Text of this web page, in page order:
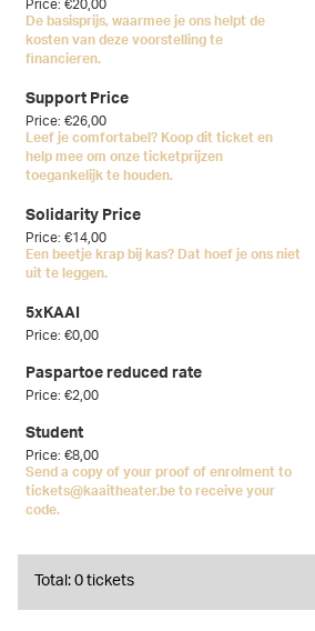
De basisprijs, waarmee je ons helpt de
kosten van deze voorstelling te
financieren.
Support Price
Price: €26,00
Leef je comfortabel? Koop dit ticket en
help mee om onze ticketprijzen
toegankelijk te houden.
Solidarity Price
Price: €14,00
Een beetje krap bij kas? Dat hoef je ons niet
uit te leggen.
5xKAAI
Price: €0,00
Paspartoe reduced rate
Price: €2,00
Student
Price: €8,00
Send a copy of your proof of enrolment to
tickets@kaaitheater.be to receive your
code.
Total: 0 tickets